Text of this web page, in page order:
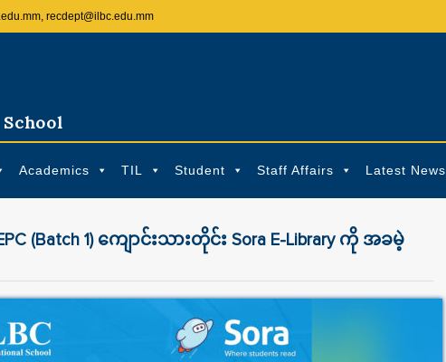
recdept@ilbc.edu.mm
Academics TIL Student Staff Affairs Latest News
(Batch 1) ကျောင်းသားတိုင်း Sora E-Library ကို အခမဲ့